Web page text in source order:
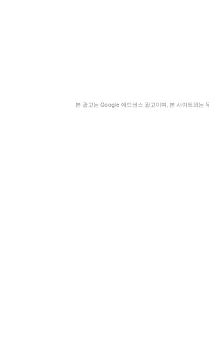
본 광고는 Google 애드센스 광고이며, 본 사이트와는